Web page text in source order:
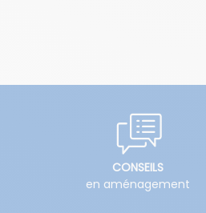
CONSEILS
en aménagement